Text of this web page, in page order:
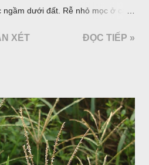
dưới đất. Rễ nhỏ mọc ở các
hay nhọn hẳn. Hoa nhỏ màu
tháng 5-8. (Hình dưới).
XÉT ĐỌC TIẾP »